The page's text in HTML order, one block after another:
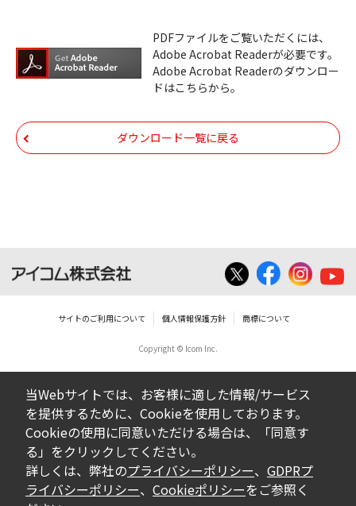
ダウンロードした取扱説明書は、複製、賃
貸、改変、公衆送信、または公衆送信可能
化することはできません。
いは無償を問わず、第三者に譲渡あるいは
使用させる事ができません。
ダウンロードした取扱説明書等に使用され
の転用は一切出来ません。
ダウンロードした取扱説明書およびその他す
べての掲載物の変更は一切行わないでくださ
い。お客様による内容の変更により、何らか
の欠陥が生じたとしても、弊社では一切の保
証をいたしません。また、内容の変更の結
果、万一お客様に損害が生じたとしても、弊
社及び販売店等は一切の責任を負いません。
PDFファイルをご覧いただくには、
Adobe Acrobat Readerが必要です。
Adobe Acrobat Readerのダウンロー
ドはこちらから。
ダウンロード一覧に戻る
サイトのご利用について 個人情報保護方針 商標について
Copyright © Icom Inc.
当Webサイトでは、お客様に適した情報/サービス
を提供するために、Cookieを使用しております。
Cookieの使用に同意いただける場合は、「同意す
る」をクリックしてください。
詳しくは、弊社のプライバシーポリシー、 GDPRプ
ライバシーポリシー、 Cookieポリシーをご参照く